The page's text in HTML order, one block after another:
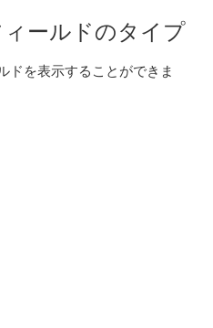
ールドのタイプ
ドを表示することができま